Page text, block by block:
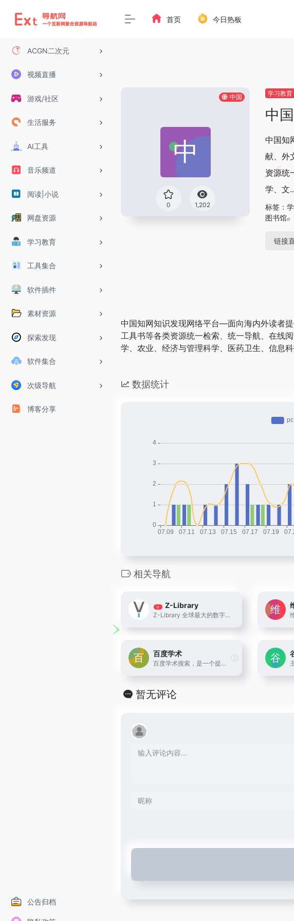
ACGN二次元
视频直播
游戏/社区
生活服务
AI工具
音乐频道
阅读|小说
网盘资源
学习教育
工具集合
软件插件
素材资源
探索发现
软件集合
次级导航
博客分享
公告归档
首页 今日热板
中国
0 1,202
学习教育
中
中国知
献、外
资源统
学、文
标签：
图书馆
链接
中国知网知识发现网络平台—面向海内外读者
工具书等各类资源统一检索、统一导航、在线
学、农业、经济与管理科学、医药卫生、信息科
数据统计
相关导航
合 Z-Library
Z-Library 全球最大的数字图书馆
百度学术
百度学术搜索，是一个提供海量中英文文献检索的学术资源搜索平台，涵盖了各类学术期刊、学位、会议论文，旨在为国内外学者提供最好的科研体验。
暂无评论